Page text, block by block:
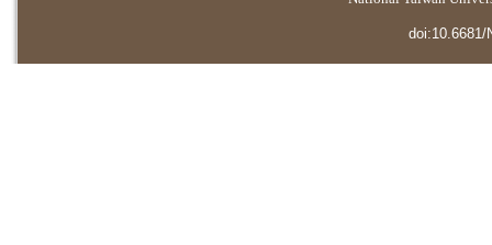
doi:10.6681/